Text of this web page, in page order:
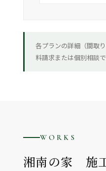
各プランの詳細（間取
料請求または個別相談で
WORKS
湘南の家 施